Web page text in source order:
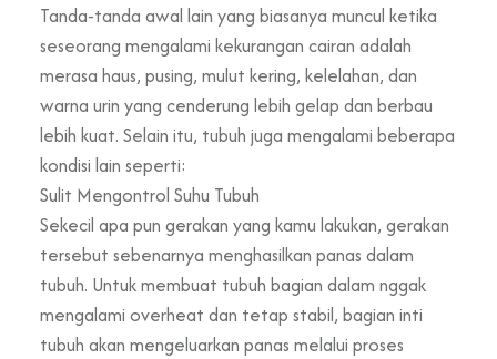
Tanda-tanda awal lain yang biasanya muncul ketika
seseorang mengalami kekurangan cairan adalah
merasa haus, pusing, mulut kering, kelelahan, dan
warna urin yang cenderung lebih gelap dan berbau
lebih kuat. Selain itu, tubuh juga mengalami beberapa
kondisi lain seperti:
Sulit Mengontrol Suhu Tubuh
Sekecil apa pun gerakan yang kamu lakukan, gerakan
tersebut sebenarnya menghasilkan panas dalam
tubuh. Untuk membuat tubuh bagian dalam nggak
mengalami overheat dan tetap stabil, bagian inti
tubuh akan mengeluarkan panas melalui proses